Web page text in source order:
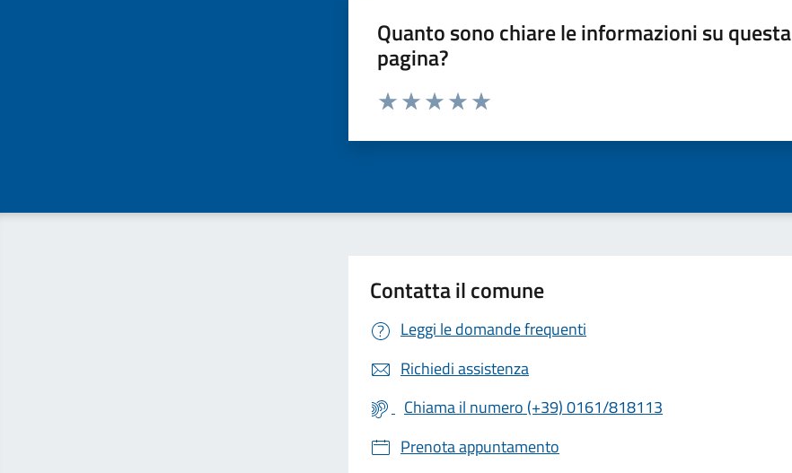
Quanto sono chiare le informazioni su questa
pagina?
Valuta da 1 a 5 stelle la pagina
Contatta il comune
Leggi le domande frequenti
Richiedi assistenza
Chiama il numero (+39) 0161/818113
Prenota appuntamento